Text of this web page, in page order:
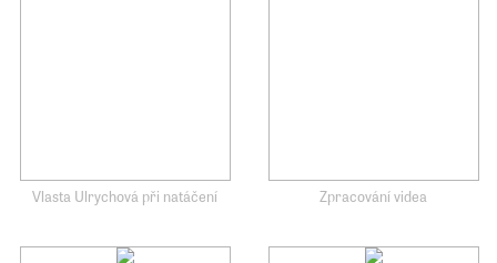
Vlasta Ulrychová při natáčení Zpracování videa